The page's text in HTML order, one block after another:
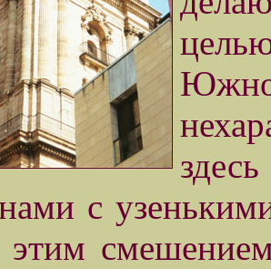
с
этим